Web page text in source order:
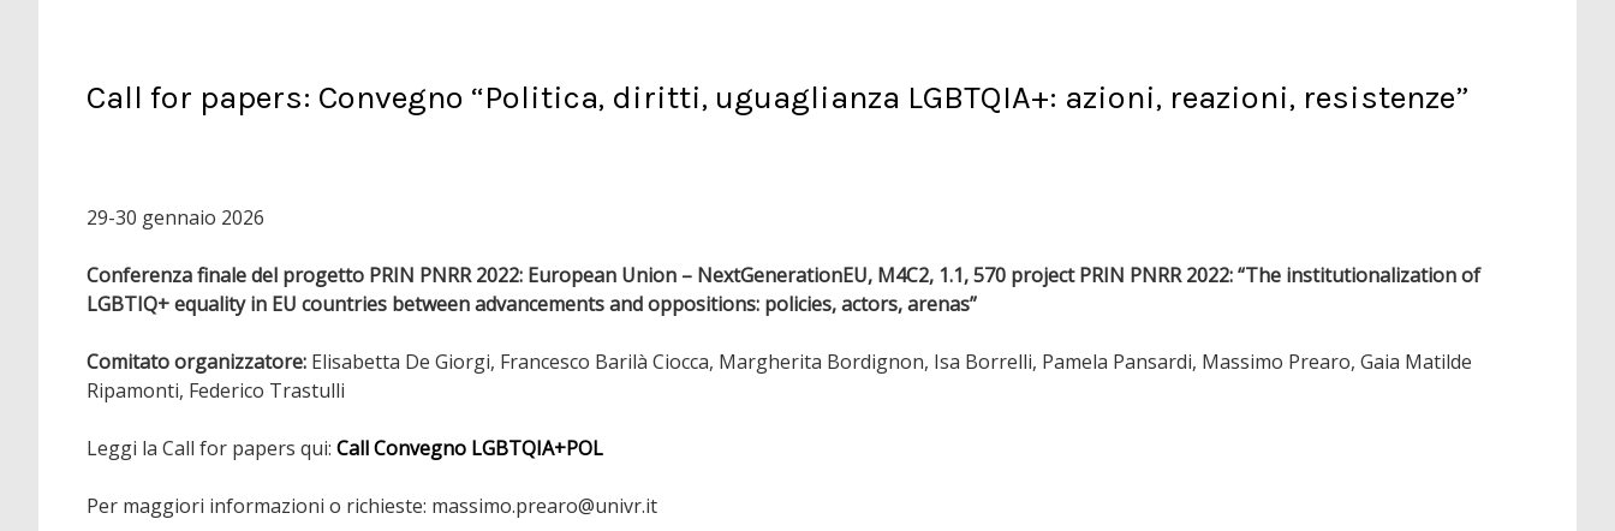
Call for papers: Convegno “Politica, diritti, uguaglianza LGBTQIA+: azioni, reazioni, resistenze”
29-30 gennaio 2026
Conferenza finale del progetto PRIN PNRR 2022: European Union – NextGenerationEU, M4C2, 1.1, 570 project PRIN PNRR 2022: “The institutionalization of
LGBTIQ+ equality in EU countries between advancements and oppositions: policies, actors, arenas”
Comitato organizzatore: Elisabetta De Giorgi, Francesco Barilà Ciocca, Margherita Bordignon, Isa Borrelli, Pamela Pansardi, Massimo Prearo, Gaia Matilde
Ripamonti, Federico Trastulli
Leggi la Call for papers qui: Call Convegno LGBTQIA+POL
Per maggiori informazioni o richieste: massimo.prearo@univr.it